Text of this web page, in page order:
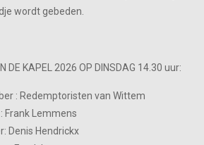
wordt gebeden.
DE KAPEL 2026 OP DINSDAG 14.30 uur:
: Redemptoristen van Wittem
Frank Lemmens
Denis Hendrickx